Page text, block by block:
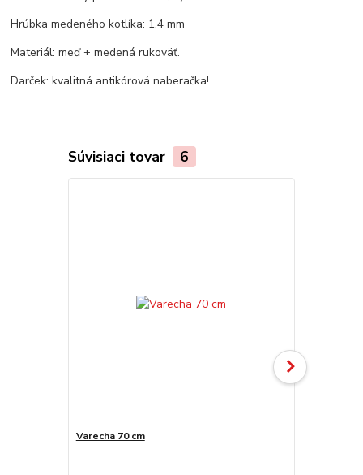
Hrúbka medeného kotlíka: 1,4 mm
Materiál: meď + medená rukoväť.
Darček: kvalitná antikórová naberačka!
Súvisiaci tovar 6
Varecha 70 cm